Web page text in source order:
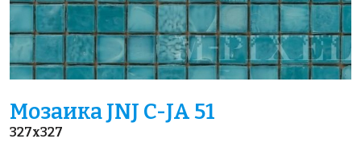
Мозаика JNJ C-JA 51
327x327